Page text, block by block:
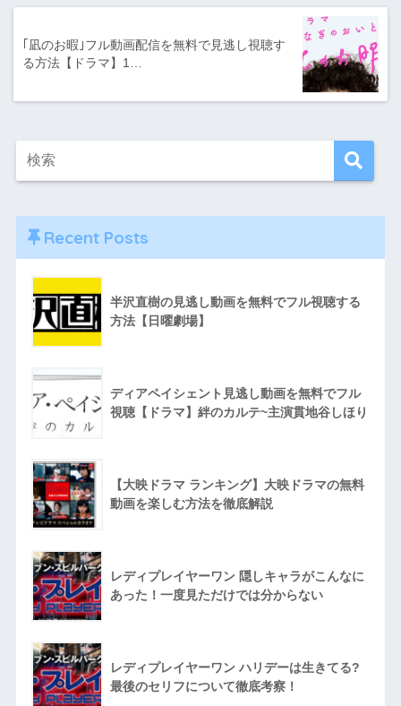
｢凪のお暇｣フル動画配信を無料で見逃し視聴す
る方法【ドラマ】1…
Recent Posts
半沢直樹の見逃し動画を無料でフル視聴する
方法【日曜劇場】
ディアペイシェント見逃し動画を無料でフル
視聴【ドラマ】絆のカルテ~主演貫地谷しほり
【大映ドラマ ランキング】大映ドラマの無料
動画を楽しむ方法を徹底解説
レディプレイヤーワン 隠しキャラがこんなに
あった！一度見ただけでは分からない
レディプレイヤーワン ハリデーは生きてる?
最後のセリフについて徹底考察！